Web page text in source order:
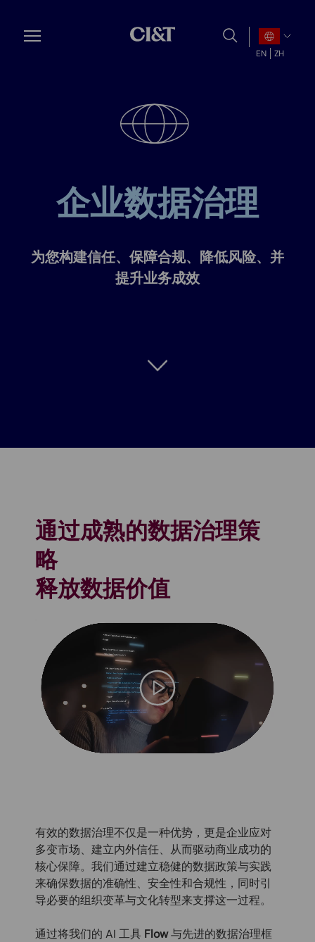
to
main
EN ZH
企业数据治理
为您构建信任、保障合规、降低风险、并
提升业务成效
通过成熟的数据治理策
略
释放数据价值
有效的数据治理不仅是一种优势，更是企业应对
多变市场、建立内外信任、从而驱动商业成功的
核心保障。我们通过建立稳健的数据政策与实践
来确保数据的准确性、安全性和合规性，同时引
导必要的组织变革与文化转型来支撑这一过程。
通过将我们的 AI 工具 Flow与先进的数据治理框